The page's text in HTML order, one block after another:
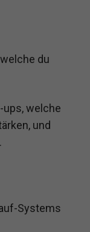
du
ups, welche
und
Systems